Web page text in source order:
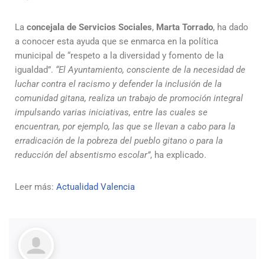
La concejala de Servicios Sociales, Marta Torrado, ha dado
a conocer esta ayuda que se enmarca en la política
municipal de “respeto a la diversidad y fomento de la
igualdad”. “El Ayuntamiento, consciente de la necesidad de
luchar contra el racismo y defender la inclusión de la
comunidad gitana, realiza un trabajo de promoción integral
impulsando varias iniciativas, entre las cuales se
encuentran, por ejemplo, las que se llevan a cabo para la
erradicación de la pobreza del pueblo gitano o para la
reducción del absentismo escolar”, ha explicado.
Leer más: Actualidad Valencia